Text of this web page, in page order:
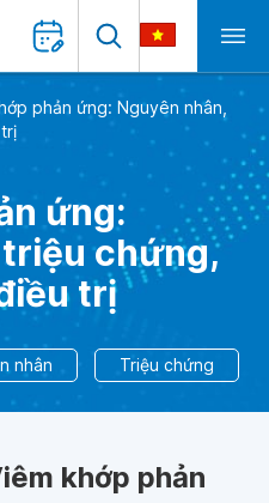
phản ứng: Nguyên nhân,
ứng:
chứng,
trị
nhân Triệu chứng
khớp phản